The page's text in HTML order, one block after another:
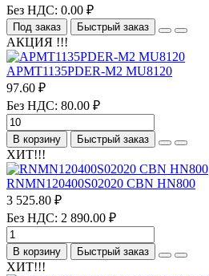
Без НДС: 0.00 ₽
Под заказ Быстрый заказ
АКЦИЯ !!!
APMT1135PDER-M2 MU8120
97.60 ₽
Без НДС: 80.00 ₽
В корзину Быстрый заказ
ХИТ!!!
RNMN120400S02020 CBN HN800
3 525.80 ₽
Без НДС: 2 890.00 ₽
В корзину Быстрый заказ
ХИТ!!!